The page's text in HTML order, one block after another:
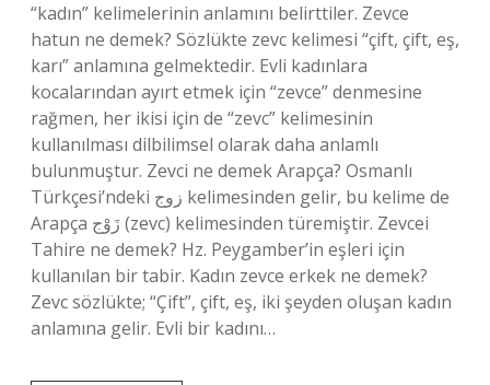
“kadın” kelimelerinin anlamını belirttiler. Zevce
hatun ne demek? Sözlükte zevc kelimesi “çift, çift, eş,
karı” anlamına gelmektedir. Evli kadınlara
kocalarından ayırt etmek için “zevce” denmesine
rağmen, her ikisi için de “zevc” kelimesinin
kullanılması dilbilimsel olarak daha anlamlı
bulunmuştur. Zevci ne demek Arapça? Osmanlı
Türkçesi’ndeki زوج kelimesinden gelir, bu kelime de
Arapça زَوْج (zevc) kelimesinden türemiştir. Zevcei
Tahire ne demek? Hz. Peygamber’in eşleri için
kullanılan bir tabir. Kadın zevce erkek ne demek?
Zevc sözlükte; “Çift”, çift, eş, iki şeyden oluşan kadın
anlamına gelir. Evli bir kadını…